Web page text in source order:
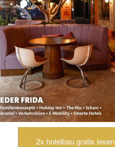
2x hotelbau gratis lesen